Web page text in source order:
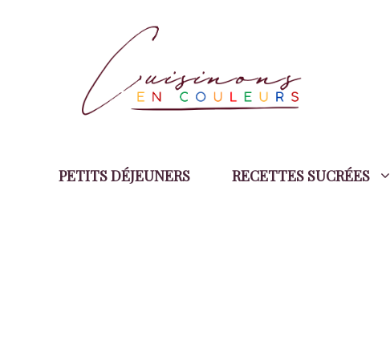
PETITS DÉJEUNERS RECETTES SUCRÉES